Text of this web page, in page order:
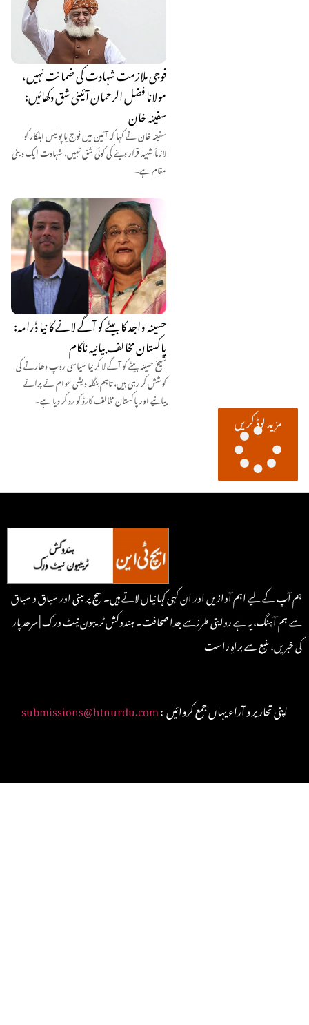
فوجی ملازمت شہادت کی ضمانت نہیں،
مولانا فضل الرحمان آئینی شق دکھائیں:
سفینہ خان
سفینہ خان نے کہا کہ آئین میں فوج یا پولیس اہلکار کو
لازماً شہید قرار دینے کی کوئی شق نہیں، شہادت ایک دینی
مقام ہے۔
حسینہ واجد کا بیٹے کو آگے لانے کا نیا ڈرامہ:
پاکستان مخالف بیانیہ ناکام
شیخ حسینہ بیٹے کو آگے لا کر نیا سیاسی روپ دھارنے کی
کوشش کر رہی ہیں، تاہم بنگلہ دیشی عوام نے پرانے
بیانیے اور پاکستان مخالف کارڈ کو رد کر دیا ہے۔
مزید لوڈ کریں
ہم آپ کے لیے اہم آوازیں اور ان کہی کہانیاں لاتے ہیں۔ سچ پر مبنی اور سیاق و سباق
سے ہم آہنگ، یہ ہے روایتی طرزسے جدا صحافت۔ ہندوکش ٹریبون نیٹ ورک | سرحد پار
کی خبریں، منبع سے براہِ راست
submissions@htnurdu.com : اپنی تحاریر و آراء یہاں جمع کروائیں